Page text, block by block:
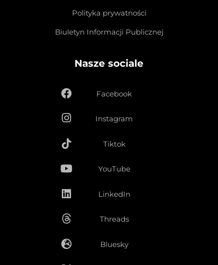
Polityka prywatności
Biuletyn Informacji Publicznej
Nasze sociale
Facebook
Instagram
Tiktok
YouTube
LinkedIn
Threads
Bluesky